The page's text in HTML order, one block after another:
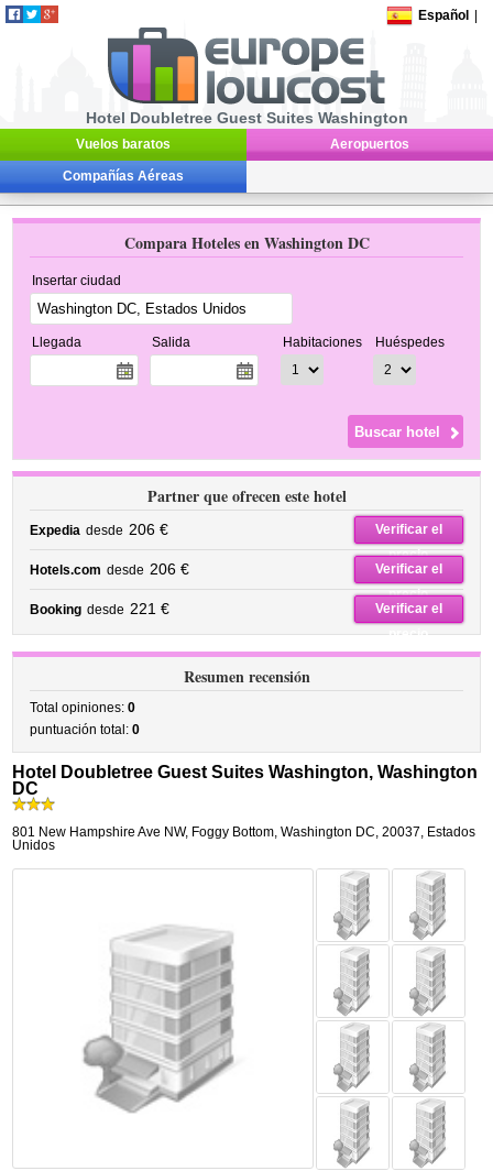
Español
Hotel Doubletree Guest Suites Washington
Vuelos baratos Aeropuertos
Compañías Aéreas
Compara Hoteles en Washington DC
Insertar ciudad
Llegada Salida Habitaciones Huéspedes
Partner que ofrecen este hotel
Expedia desde 206 €
Verificar el
precio
Hotels.com desde 206 €
Verificar el
precio
Booking desde 221 €
Verificar el
precio
Resumen recensión
Total opiniones:0
puntuación total:0
Hotel Doubletree Guest Suites Washington, Washington
DC
801 New Hampshire Ave NW, Foggy Bottom, Washington DC,20037, Estados
Unidos